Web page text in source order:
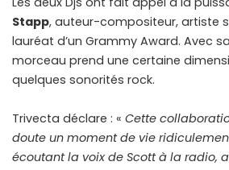
Stapp, auteur-compositeur, artiste
lauréat d’un Grammy Award. Avec
morceau prend une certaine
quelques sonorités rock.
Trivecta déclare : « Cette
doute un moment de vie
écoutant la voix de Scott à la radio,